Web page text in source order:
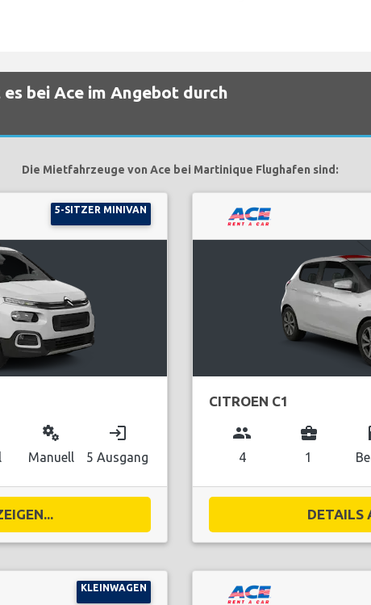
bei Ace im Angebot durch
Die Mietfahrzeuge von Ace bei Martinique Flughafen sind:
5-SITZER MINIVAN
miscellaneous_services
Manuell
login
5 Ausgang
CITROEN C1
group
4
business_center
1
DETAILS
KLEINWAGEN